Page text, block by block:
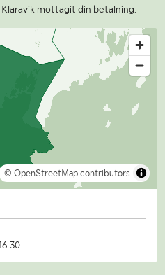
mottagit din betalning.
© OpenStreetMap contributors